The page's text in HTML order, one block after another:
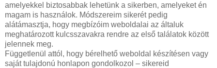
amelyekkel biztosabbak lehetünk a sikerben, amelyeket én
magam is használok. Módszereim sikerét pedig
alátámasztja, hogy megbízóim weboldalai az általuk
meghatározott kulcsszavakra rendre az első találatok között
jelennek meg.
Függetlenül attól, hogy bérelhető weboldal készítésen vagy
saját tulajdonú honlapon gondolkozol – sikereid